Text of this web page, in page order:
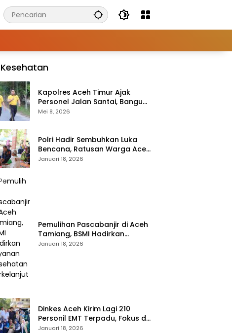
Kesehatan
Kapolres Aceh Timur Ajak
Personel Jalan Santai, Bangun
Semangat Sehat dan Solid
Mei 8, 2026
Polri Hadir Sembuhkan Luka
Bencana, Ratusan Warga Aceh
Tengah Terlayani Bakti
Januari 18, 2026
Pemulihan Pascabanjir di Aceh
Tamiang, BSMI Hadirkan
Layanan Kesehatan
Januari 18, 2026
Dinkes Aceh Kirim Lagi 210
Personil EMT Terpadu, Fokus di
Tujuh Kabupaten
Januari 18, 2026